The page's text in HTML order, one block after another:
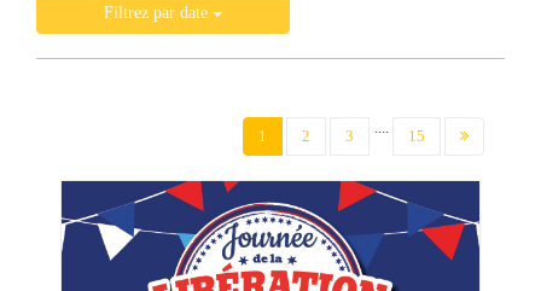
Filtrez par date
1 (current)
2 3 .... 15